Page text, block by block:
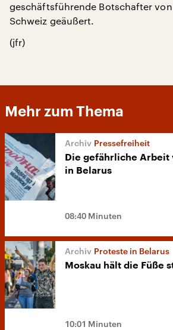
geschäftsführende Botschafter
Schweiz geäußert.
(jfr)
Mehr zum Thema
Pressefreiheit
Die gefährliche Arbeit
in Belarus
08:40 Minuten
Proteste in Belarus
Moskau hält die Füße
10:01 Minuten